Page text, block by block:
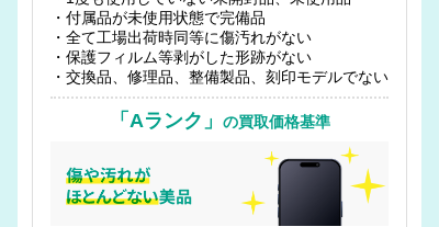
・付属品が未使用状態で完備品
・全て工場出荷時同等に傷汚れがない
・保護フィルム等剥がした形跡がない
・交換品、修理品、整備製品、刻印モデルでない
「Aランク」 の買取価格基準